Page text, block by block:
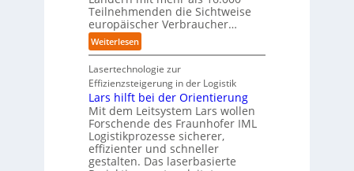
i
s
i
e
r
u
n
g
s
l
ö
s
u
r
I
n
d
t
r
i
e
a
u
I
n
d
u
t
r
i
a
l
B
u
t
o
m
a
t
i
o
n
.
O
Teilnehmenden die Sichtweise
europäischer Verbraucher…
Weiterlesen:
S
t
u
d
i
e
z
e
Lasertechnologie zur
Effizienzsteigerung in der Logistik
Lars hilft bei der Orientierung
Mit dem Leitsystem Lars wollen
Forschende des Fraunhofer IML
Logistikprozesse sicherer,
effizienter und schneller
gestalten. Das laserbasierte